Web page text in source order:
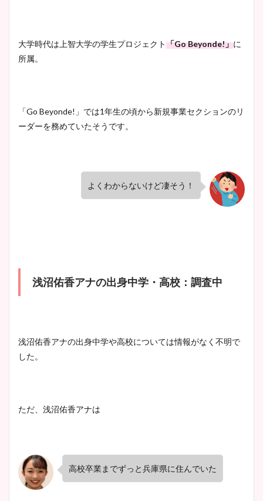
豊島実季アナのカップ画像ま
とめ！美脚や水着姿に年齢も
調査！
凄い！
池谷実悠アナのメガネ画像が
大学時代は上智大学の学生プロジェクト「Go Beyonde!」に
所属。
「Go Beyonde!」では1年生の頃から新規事業セクションのリ
ーダーを務めていたそうです。
よくわからないけど凄そう！
浅沼佑香アナの出身中学・高校：調査中
浅沼佑香アナの出身中学や高校については情報がなく不明で
した。
ただ、浅沼佑香アナは
高校卒業までずっと兵庫県に住んでいた